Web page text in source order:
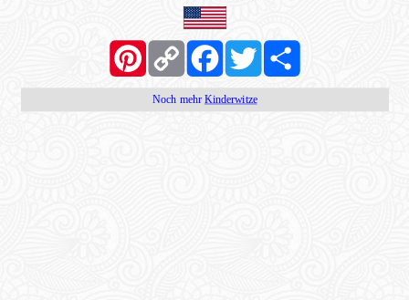
PinterestCopy
Link
FacebookTwitter Share
Noch mehr Kinderwitze